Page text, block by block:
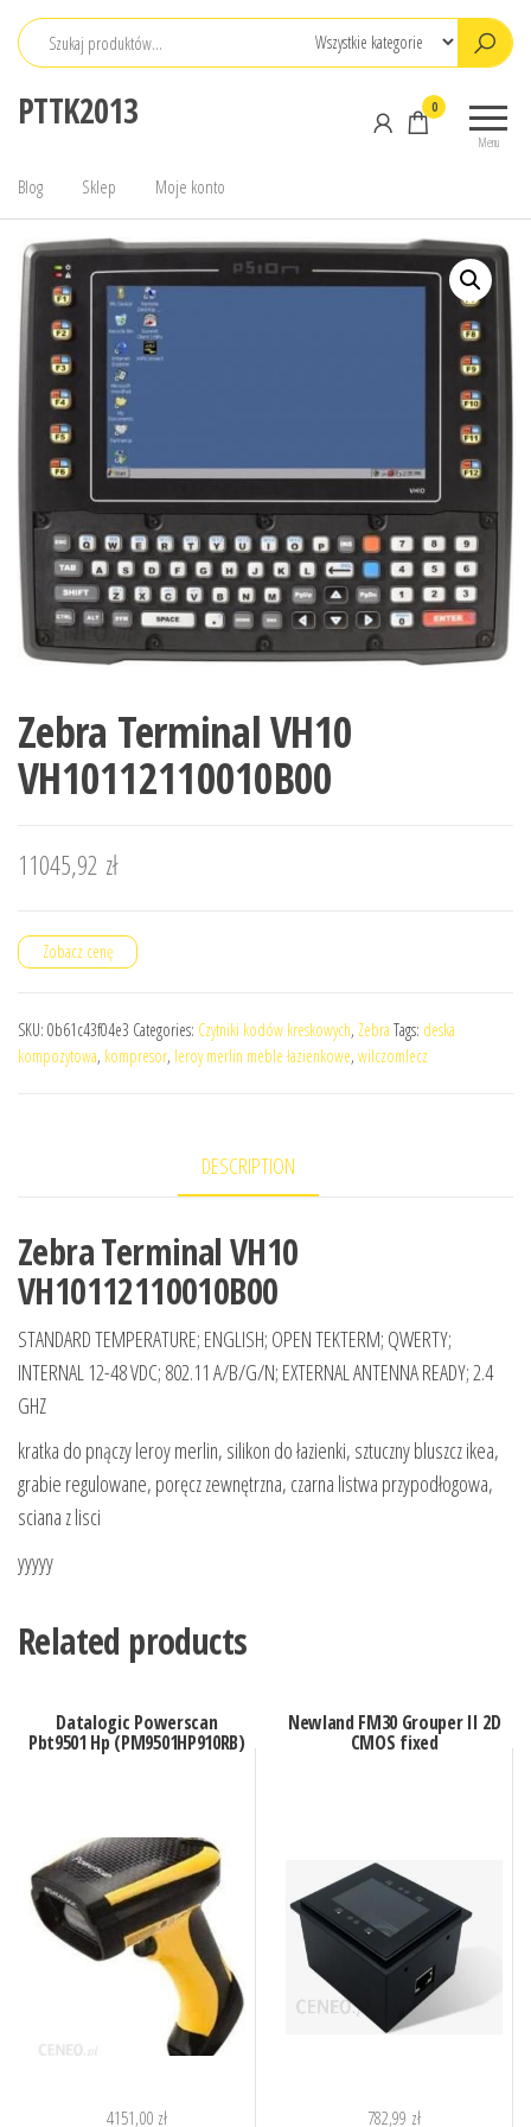
Przejdź
PTTK2013
Menu
0
Blog Sklep Moje konto
Zebra Terminal VH10
VH10112110010B00
11045,92 zł
Zobacz cenę
SKU: 0b61c43f04e3 Categories: Czytniki kodów kreskowych, Zebra Tags: deska
kompozytowa, kompresor, leroy merlin meble łazienkowe, wilczomlecz
DESCRIPTION
Zebra Terminal VH10
VH10112110010B00
STANDARD TEMPERATURE; ENGLISH; OPEN TEKTERM; QWERTY;
INTERNAL 12-48 VDC; 802.11 A/B/G/N; EXTERNAL ANTENNA READY; 2.4
GHZ
kratka do pnączy leroy merlin, silikon do łazienki, sztuczny bluszcz ikea,
grabie regulowane, poręcz zewnętrzna, czarna listwa przypodłogowa,
sciana z lisci
yyyyy
Related products
Datalogic Powerscan
Pbt9501 Hp (PM9501HP910RB)
4151,00 zł
Newland FM30 Grouper II 2D
CMOS fixed
782,99 zł